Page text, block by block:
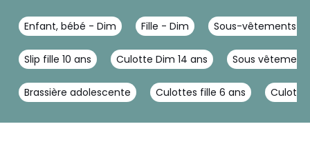
Enfant, bébé - Dim Fille - Dim Sous-vêtements -
Slip fille 10 ans Culotte Dim 14 ans Sous
Brassière adolescente Culottes fille 6 ans